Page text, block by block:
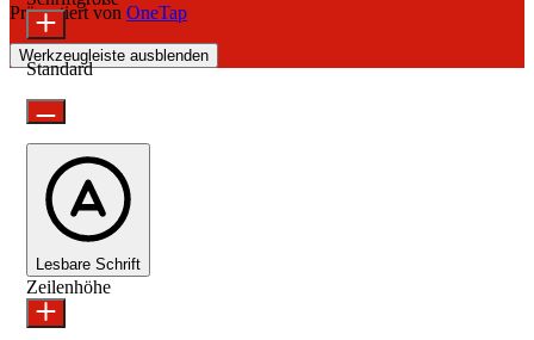
Präsentiert von OneTap
Werkzeugleiste ausblenden
Standard
Lesbare Schrift
Zeilenhöhe